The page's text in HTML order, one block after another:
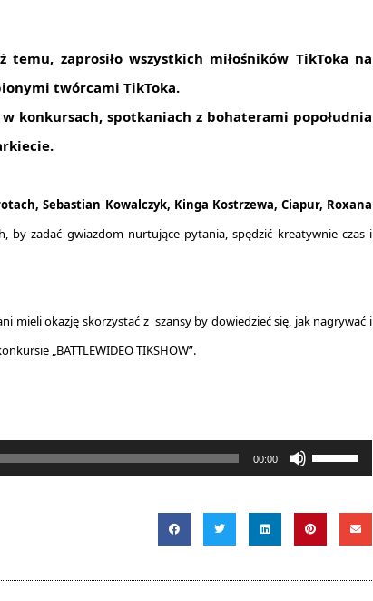
zaprosiło wszystkich miłośników TikToka na
twórcami TikToka.
konkursach, spotkaniach z bohaterami popołudnia
Sebastian Kowalczyk, Kinga Kostrzewa, Ciapur, Roxana
by zadać gwiazdom nurtujące pytania, spędzić kreatywnie czas i
mieli okazję skorzystać z szansy by dowiedzieć się, jak nagrywać i
„BATTLEWIDEO TIKSHOW”.
00:00
Używaj
strzałek
do
góry